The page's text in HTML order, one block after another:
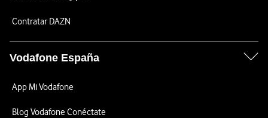
Contratar DAZN
Vodafone España
App Mi Vodafone
Blog Vodafone Conéctate